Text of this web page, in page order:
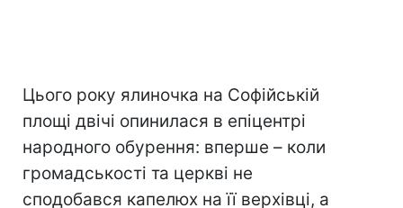
Цього року ялиночка на Софійській
площі двічі опинилася в епіцентрі
народного обурення: вперше – коли
громадськості та церкві не
сподобався капелюх на її верхівці, а